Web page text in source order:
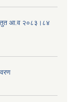
आ.व‍ २०८३।८४